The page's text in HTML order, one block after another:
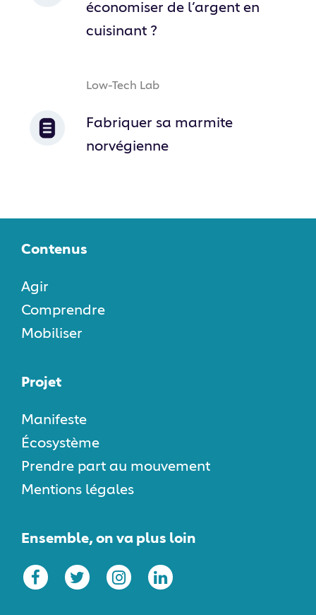
économiser de l’argent en
cuisinant ?
Low-Tech Lab
Fabriquer sa marmite
norvégienne
Contenus
Agir
Comprendre
Mobiliser
Projet
Manifeste
Écosystème
Prendre part au mouvement
Mentions légales
Ensemble, on va plus loin